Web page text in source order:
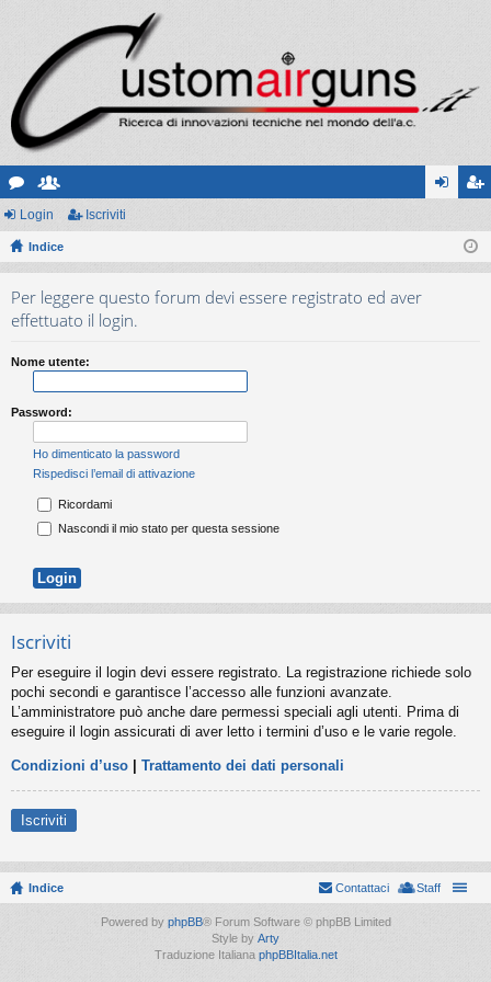
or
u
sc
ritt riv
Login Iscriviti
Indice
Per leggere questo forum devi essere registrato ed aver
effettuato il login.
Nome utente:
Password:
Ho dimenticato la password
Rispedisci l’email di attivazione
Ricordami
Nascondi il mio stato per questa sessione
Iscriviti
Per eseguire il login devi essere registrato. La registrazione richiede solo
pochi secondi e garantisce l’accesso alle funzioni avanzate.
L’amministratore può anche dare permessi speciali agli utenti. Prima di
eseguire il login assicurati di aver letto i termini d’uso e le varie regole.
Condizioni d’uso Trattamento dei dati personali
Iscriviti
Indice Staff
Contattaci
Powered by phpBB® Forum Software © phpBB Limited
Style by Arty
Traduzione Italiana phpBBItalia.net